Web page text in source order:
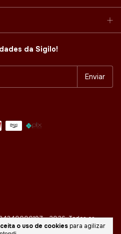
o uso de cookies para agilizar
da Sigilo!
- 2026. Todos os